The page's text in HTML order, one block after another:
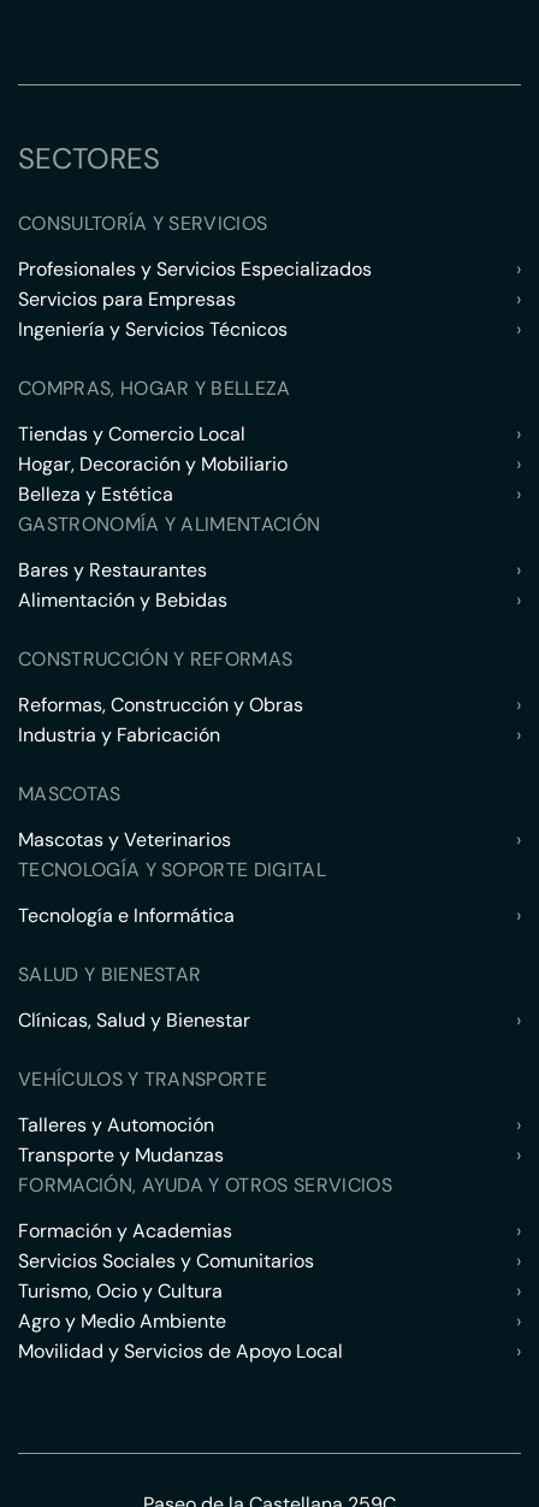
SECTORES
CONSULTORÍA Y SERVICIOS
Profesionales y Servicios Especializados
›
Servicios para Empresas
›
Ingeniería y Servicios Técnicos
›
COMPRAS, HOGAR Y BELLEZA
Tiendas y Comercio Local
›
Hogar, Decoración y Mobiliario
›
Belleza y Estética
›
GASTRONOMÍA Y ALIMENTACIÓN
Bares y Restaurantes
›
Alimentación y Bebidas
›
CONSTRUCCIÓN Y REFORMAS
Reformas, Construcción y Obras
›
Industria y Fabricación
›
MASCOTAS
Mascotas y Veterinarios
›
TECNOLOGÍA Y SOPORTE DIGITAL
Tecnología e Informática
›
SALUD Y BIENESTAR
Clínicas, Salud y Bienestar
›
VEHÍCULOS Y TRANSPORTE
Talleres y Automoción
›
Transporte y Mudanzas
›
FORMACIÓN, AYUDA Y OTROS SERVICIOS
Formación y Academias
›
Servicios Sociales y Comunitarios
›
Turismo, Ocio y Cultura
›
Agro y Medio Ambiente
›
Movilidad y Servicios de Apoyo Local
›